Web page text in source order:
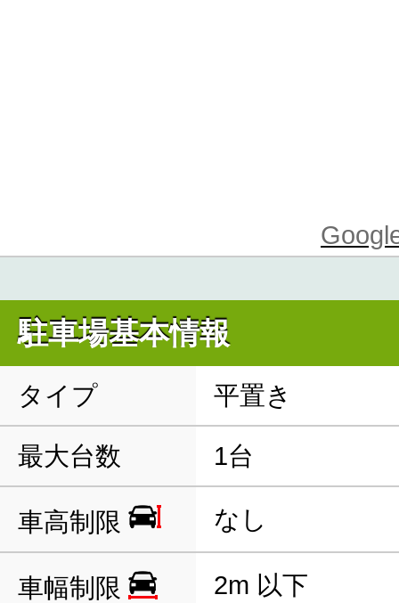
駐車場基本情報
タイプ 平置き
最大台数 1台
車高制限 なし
車幅制限 2m 以下